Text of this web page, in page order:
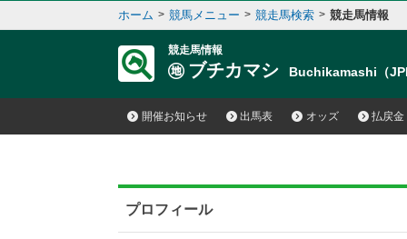
ホーム > 競馬メニュー > 競走馬検索 > 競走馬情報
競走馬情報
ブチカマシ Buchikamashi（
開催お知らせ 出馬表 オッズ 払戻金
プロフィール